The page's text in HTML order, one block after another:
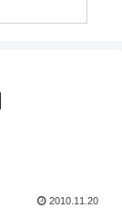
2010.11.20